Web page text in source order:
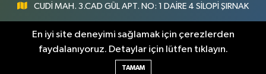
CUDİ MAH. 3.CAD GÜL APT. NO: 1 DAİRE 4 SİLOPİ ŞIRNAK
0547 300 73 73
[email protected]
En iyi site deneyimi sağlamak için çerezlerden
faydalanıyoruz. Detaylar için lütfen tıklayın.
TAMAM